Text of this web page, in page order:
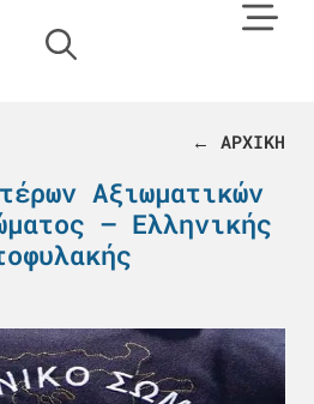
← ΑΡΧΙΚΗ
Αξιωματικών
– Ελληνικής